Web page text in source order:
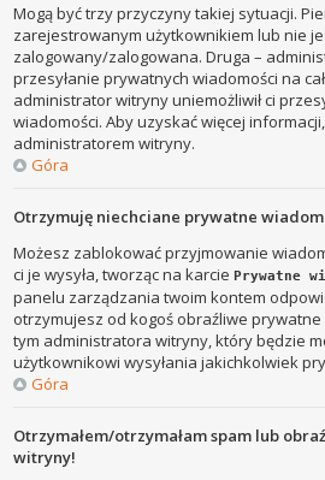
Mogą być trzy przyczyny takiej sytuacji.
zarejestrowanym użytkownikiem lub nie
zalogowany/zalogowana. Druga –
przesyłanie prywatnych wiadomości na
administrator witryny uniemożliwił ci
wiadomości. Aby uzyskać więcej
administratorem witryny.
Góra
Otrzymuję niechciane prywatne
Możesz zablokować przyjmowanie
ci je wysyła, tworząc na karciePrywatne
panelu zarządzania twoim kontem
otrzymujesz od kogoś obraźliwe
tym administratora witryny, który będzie
użytkownikowi wysyłania jakichkolwiek
Góra
Otrzymałem/otrzymałam spam lub
witryny!